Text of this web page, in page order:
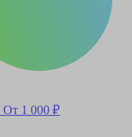
От 1 000 ₽